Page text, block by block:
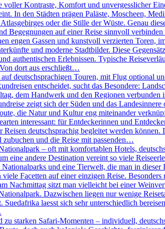
Kontraste, Komfort und unvergesslicher
In den Städten prägen Paläste, Moscheen,
oder die Stille der Wüste. Genau
Begegnungen auf einer Reise sinnvoll
engen Gassen und kunstvoll verzierten Toren,
und moderne Stadtbilder. Diese
authentischen Erlebnissen. Typische
dort aus erschließt…
deutschsprachigen Touren, mit Flug optional
entscheidet, sucht das Besondere:
dem Handwerk und den Regionen verbunden
zeigt sich der Süden und das
die Natur und Kultur eng miteinander
interessant: für Entdeckerinnen und
deutschsprachig begleitet werden können.
und die Reise mit passenden…
– oft mit komfortablen Hotels,
eine andere Destination vereint so viele
und eine Tierwelt, die man in
Facetten auf einer einzigen Reise.
Nachmittag sitzt man vielleicht bei einer
Dazwischen liegen nur wenige
laesst sich sehr unterschiedlich
starken Safari-Momenten – individuell,